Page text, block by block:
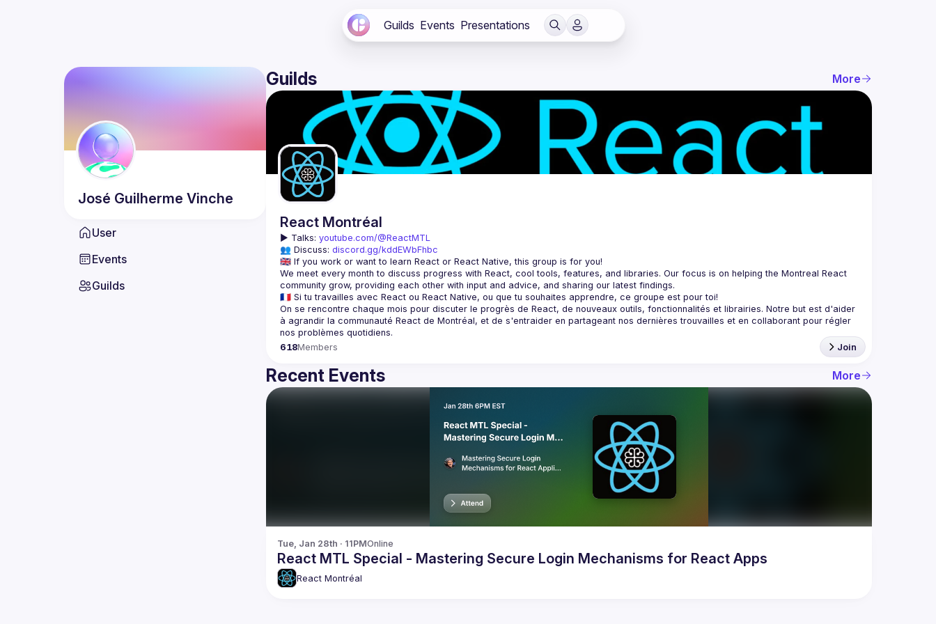
Guilds Events Presentations
José Guilherme Vinche
User
Events
Guilds
Guilds More
React Montréal
▶️ Talks: youtube.com/@ReactMTL
👥 Discuss: discord.gg/kddEWbFhbc
We meet every month to discuss progress with React, cool tools, features, and libraries. Our focus is on helping the Montreal React
On se rencontre chaque mois pour discuter le progrès de React, de nouveaux outils, fonctionnalités et librairies. Notre but est d'aider
à agrandir la communauté React de Montréal, et de s'entraider en partageant nos dernières trouvailles et en collaborant pour régler
618Members Join
Recent Events More
Tue, Jan 28th · 11PMOnline
React MTL Special - Mastering Secure Login Mechanisms for React Apps
React Montréal